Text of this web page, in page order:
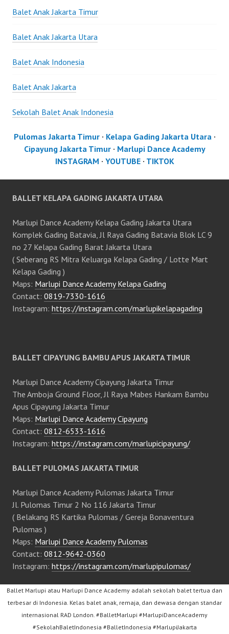
Balet Anak Jakarta Timur
Balet Anak Jakarta Utara
Balet Anak Indonesia
Balet Anak Jakarta
Sekolah Balet Anak Indonesia
Pulomas Jakarta Timur· Kelapa Gading Jakarta Utara ·
Cipayung Jakarta Timur· Marlupi Dance Academy
INSTAGRAM · YOUTUBE· TIKTOK
BALLET KELAPA GADING JAKARTA UTARA
Marlupi Dance Academy Kelapa Gading Jakarta Utara
Komplek Gading Batavia, Jl Raya Gading Batavia Blok LC 9
no 27 Kelapa Gading Barat Jakarta Utara
( Seberang RS Mitra Keluarga Kelapa Gading / Lotte Mart
Kelapa Gading )
Maps: Marlupi Dance Academy Kelapa Gading
Contact: 0819-7330-1616
Instagram: https://instagram.com/marlupikelapagading
BALLET CIPAYUNG BAMBU APUS JAKARTA TIMUR
Marlupi Dance Academy Cipayung Jakarta Timur
The Amboja Ground Floor, Jl Raya Mabes Hankam Bambu
Apus Cipayung Jakarta Timur
Maps: Marlupi Dance Academy Cipayung
Contact: 0812-6533-1616
Instagram: https://instagram.com/marlupicipayung/
BALLET PULOMAS JAKARTA TIMUR
Marlupi Dance Academy Pulomas Jakarta Timur
Jl. Pulomas Timur 2 No 116 Jakarta Timur
( Belakang RS Kartika Pulomas / Gereja Bonaventura
Pulomas )
Maps: Marlupi Dance Academy Pulomas
Contact: 0812-9642-0360
Instagram: https://instagram.com/marlupipulomas/
Ballet Marlupi atau Marlupi Dance Academy adalah sekolah balet tertua dan
terbesar di Indonesia. Kelas balet anak, remaja, dan dewasa dengan standar
internasional RAD London. #BalletMarlupi #MarlupiDanceAcademy
#SekolahBaletIndonesia #BalletIndonesia #MarlupiJakarta